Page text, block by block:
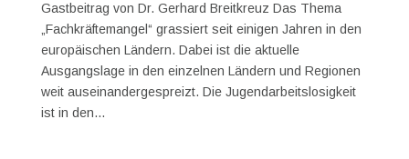
Gastbeitrag von Dr. Gerhard Breitkreuz Das Thema
„Fachkräftemangel“ grassiert seit einigen Jahren in den
europäischen Ländern. Dabei ist die aktuelle
Ausgangslage in den einzelnen Ländern und Regionen
weit auseinandergespreizt. Die Jugendarbeitslosigkeit
ist in den...